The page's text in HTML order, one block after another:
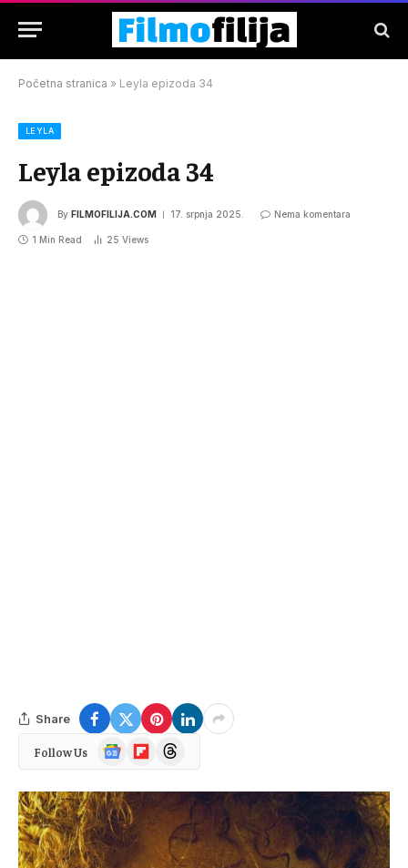
Početna stranica » Leyla epizoda 34
LEYLA
Leyla epizoda 34
By FILMOFILIJA.COM 17. srpnja 2025. Nema komentara
1 Min Read 25 Views
Share
Follow Us
Google
News
FlipboardThreads